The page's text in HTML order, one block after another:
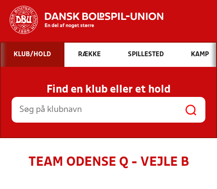
Hvad vil du søge efter?
INDHOLD OG NYHEDER
STILLINGER, RESULTATER, KLUBBER OG
HOLD
KLUB/HOLD RÆKKE SPILLESTED KAMP
Find en klub eller et hold
TEAM ODENSE Q - VEJLE B